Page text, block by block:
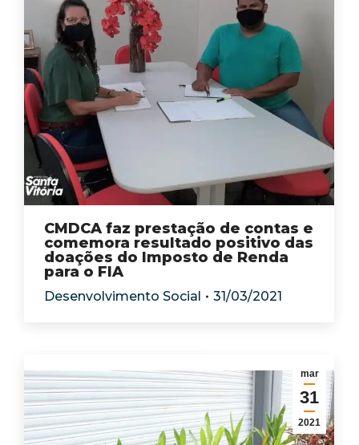
CMDCA faz prestação de contas e
comemora resultado positivo das
doações do Imposto de Renda
para o FIA
Desenvolvimento Social 31/03/2021
mar
31
2021